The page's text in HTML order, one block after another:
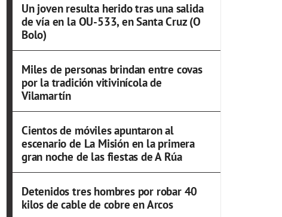
Un joven resulta herido tras una salida
de vía en la OU-533, en Santa Cruz (O
Bolo)
Miles de personas brindan entre covas
por la tradición vitivinícola de
Vilamartín
Cientos de móviles apuntaron al
escenario de La Misión en la primera
gran noche de las fiestas de A Rúa
Detenidos tres hombres por robar 40
kilos de cable de cobre en Arcos